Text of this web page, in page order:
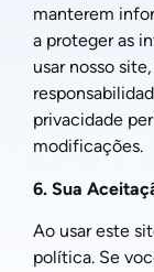
manterem
a proteger as
usar nosso
privacidade
modificações.
6. Sua
Ao usar este
política. Se